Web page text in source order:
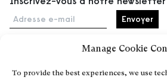
Manage Cookie
To provide the best experiences, we use
Adresse e-mail
Accueil